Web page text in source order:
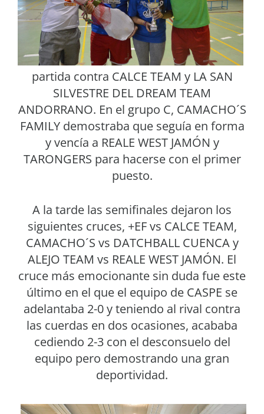
partida contra CALCE TEAM y LA SAN
SILVESTRE DEL DREAM TEAM
ANDORRANO. En el grupo C, CAMACHO´S
FAMILY demostraba que seguía en forma
y vencía a REALE WEST JAMÓN y
TARONGERS para hacerse con el primer
puesto.
A la tarde las semifinales dejaron los
siguientes cruces, +EF vs CALCE TEAM,
CAMACHO´S vs DATCHBALL CUENCA y
ALEJO TEAM vs REALE WEST JAMÓN. El
cruce más emocionante sin duda fue este
último en el que el equipo de CASPE se
adelantaba 2-0 y teniendo al rival contra
las cuerdas en dos ocasiones, acababa
cediendo 2-3 con el desconsuelo del
equipo pero demostrando una gran
deportividad.